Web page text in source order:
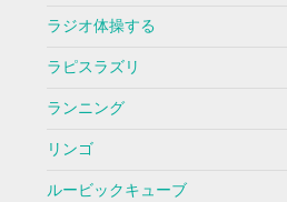
ラジオ体操する
ラピスラズリ
ランニング
リンゴ
ルービックキューブ